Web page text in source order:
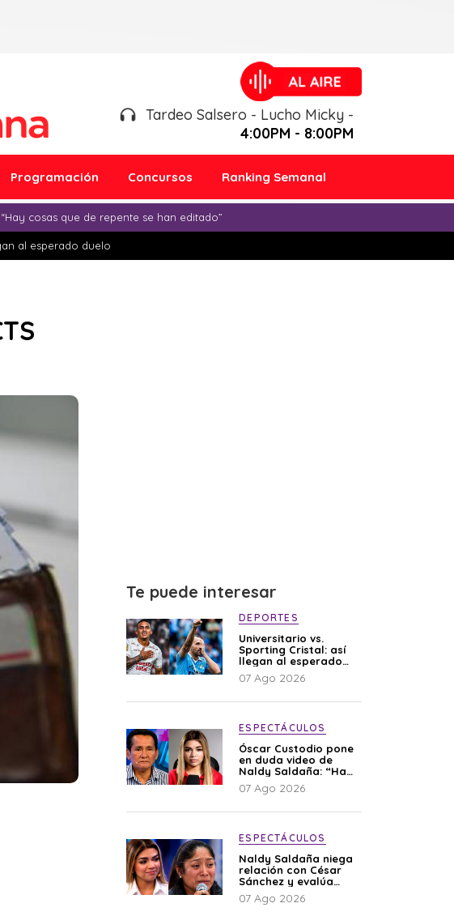
Tardeo Salsero - Lucho Micky -
4:00PM - 8:00PM
Programación Concursos Ranking Semanal
cosas que de repente se han editado”
al esperado duelo
Te puede interesar
DEPORTES
Universitario vs.
Sporting Cristal: así
llegan al esperado
duelo
07 Ago 2026
ESPECTÁCULOS
Óscar Custodio pone
en duda video de
Naldy Saldaña: “Hay
cosas que de repente
se han editado”
07 Ago 2026
ESPECTÁCULOS
Naldy Saldaña niega
relación con César
Sánchez y evalúa
denunciar a su
esposa: “Es una
07 Ago 2026